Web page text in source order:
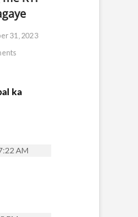
31, 2023
ka
AM